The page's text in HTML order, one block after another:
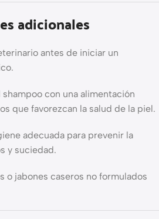
adicionales
antes de iniciar un
con una alimentación
que favorezcan la salud de la piel.
adecuada para prevenir la
y suciedad.
o jabones caseros no formulados